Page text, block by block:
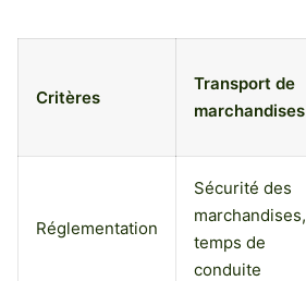
Critères
Transport de
marchandises
Réglementation
Sécurité des
marchandises,
temps de
conduite